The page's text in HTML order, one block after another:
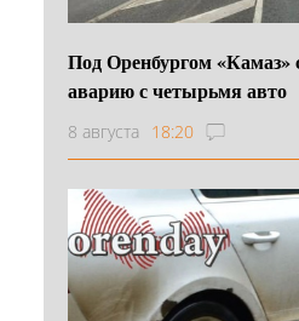
Под Оренбургом «Камаз»
аварию с четырьмя авто
8 августа 18:20